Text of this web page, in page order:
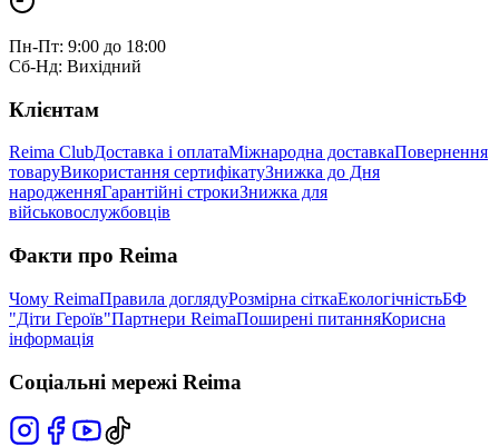
Пн-Пт: 9:00 до 18:00
Сб-Нд: Вихідний
Клієнтам
Reima ClubДоставка і оплатаМіжнародна доставкаПовернення
товаруВикористання сертифікатуЗнижка до Дня
народженняГарантійні строкиЗнижка для
військовослужбовців
Факти про Reima
Чому ReimaПравила доглядуРозмірна сіткаЕкологічністьБФ
"Діти Героїв"Партнери ReimaПоширені питанняКорисна
інформація
Соціальні мережі Reima